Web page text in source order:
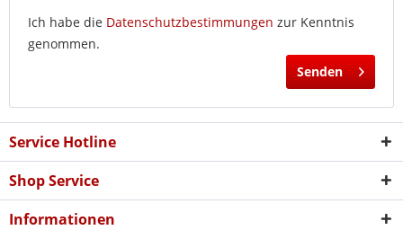
Ich habe die Datenschutzbestimmungen zur Kenntnis
genommen.
Senden
Service Hotline
Shop Service
Informationen